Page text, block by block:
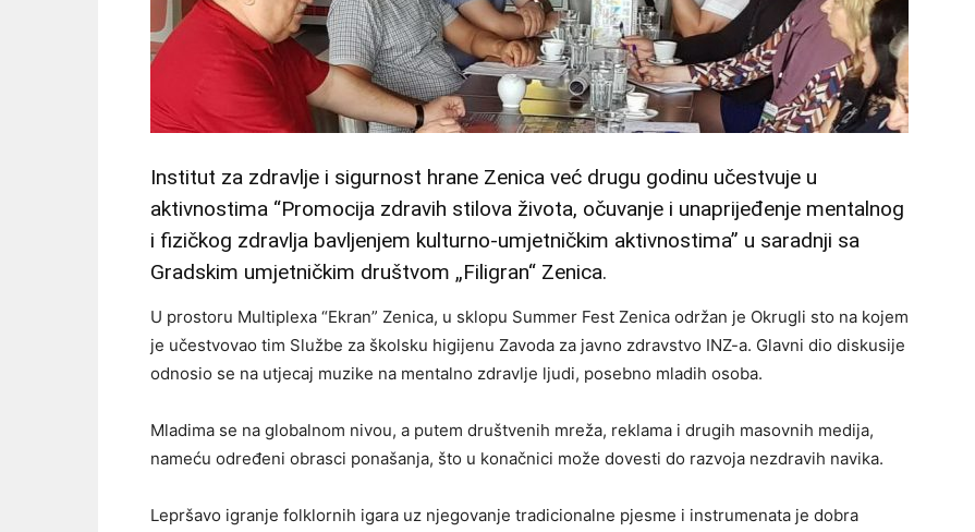
Institut za zdravlje i sigurnost hrane Zenica već drugu godinu učestvuje u
aktivnostima “Promocija zdravih stilova života, očuvanje i unaprijeđenje mentalnog
i fizičkog zdravlja bavljenjem kulturno-umjetničkim aktivnostima” u saradnji sa
Gradskim umjetničkim društvom „Filigran“ Zenica.
U prostoru Multiplexa “Ekran” Zenica, u sklopu Summer Fest Zenica održan je Okrugli sto na kojem
je učestvovao tim Službe za školsku higijenu Zavoda za javno zdravstvo INZ-a. Glavni dio diskusije
odnosio se na utjecaj muzike na mentalno zdravlje ljudi, posebno mladih osoba.
Mladima se na globalnom nivou, a putem društvenih mreža, reklama i drugih masovnih medija,
nameću određeni obrasci ponašanja, što u konačnici može dovesti do razvoja nezdravih navika.
Lepršavo igranje folklornih igara uz njegovanje tradicionalne pjesme i instrumenata je dobra